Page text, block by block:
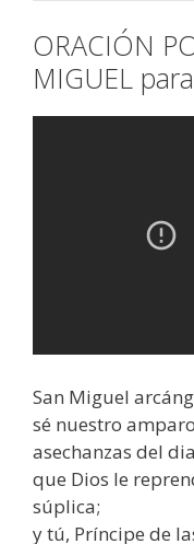
ORACIÓN
MIGUEL
San Miguel
sé nuestro
asechanzas del
que Dios le
súplica;
y tú, Príncipe de